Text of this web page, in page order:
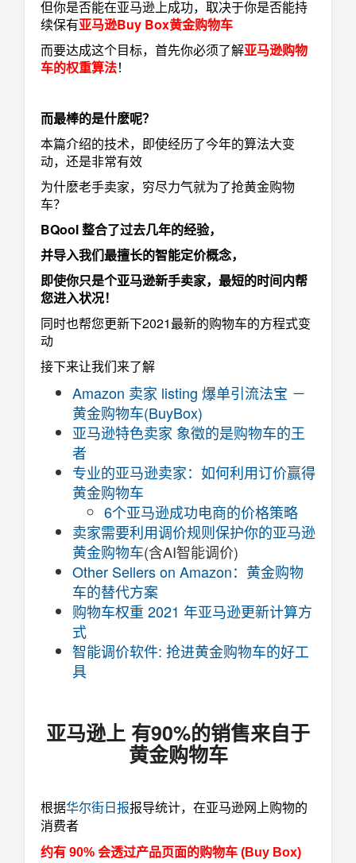
但你是否能在亚马逊上成功，取决于你是否能持
续保有亚马逊Buy Box黄金购物车
而要达成这个目标，首先你必须了解亚马逊购物
车的权重算法！
而最棒的是什麽呢？
本篇介绍的技术，即使经历了今年的算法大变
动，还是非常有效
为什麽老手卖家，穷尽力气就为了抢黄金购物
车？
BQool 整合了过去几年的经验，
并导入我们最擅长的智能定价概念，
即使你只是个亚马逊新手卖家，最短的时间内帮
您进入状况！
同时也帮您更新下2021最新的购物车的方程式变
动
接下来让我们来了解
Amazon 卖家 listing 爆单引流法宝 －
黄金购物车(BuyBox)
亚马逊特色卖家 象徵的是购物车的王
者
专业的亚马逊卖家：如何利用订价赢得
黄金购物车
6个亚马逊成功电商的价格策略
卖家需要利用调价规则保护你的亚马逊
黄金购物车(含AI智能调价)
Other Sellers on Amazon：黄金购物
车的替代方案
购物车权重 2021 年亚马逊更新计算方
式
智能调价软件: 抢进黄金购物车的好工
具
亚马逊上 有90%的销售来自于
黄金购物车
根据华尔街日报报导统计，在亚马逊网上购物的
消费者
约有 90% 会透过产品页面的购物车 (Buy Box)